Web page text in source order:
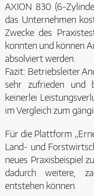
AXION 830 (6-
das Unternehmen
Zwecke des
konnten und können
absolviert werden.
Fazit: Betriebsleiter
sehr zufrieden und
keinerlei
im Vergleich zum
Für die Plattform
Land- und
neues Praxisbeispiel
dadurch weitere,
entstehen können.